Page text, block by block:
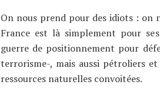
On nous prend pour des idiots : on
France est là simplement pour
guerre de positionnement pour
terrorisme-, mais aussi pétroliers
ressources naturelles convoitées.